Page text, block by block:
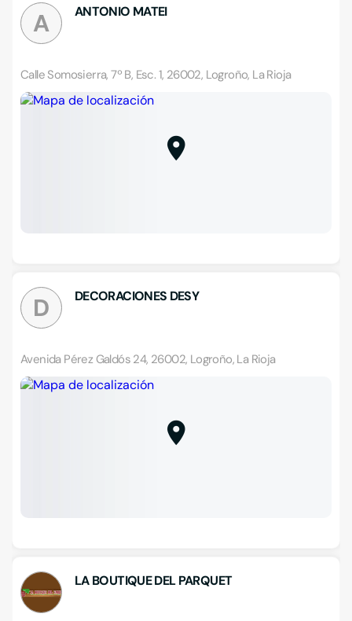
A ANTONIO MATEI
Calle Somosierra, 7º B, Esc. 1, 26002, Logroño, La Rioja
D DECORACIONES DESY
Avenida Pérez Galdós 24, 26002, Logroño, La Rioja
LA BOUTIQUE DEL PARQUET